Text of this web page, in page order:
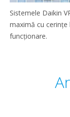
Sistemele Daikin
maximă cu
funcționare.